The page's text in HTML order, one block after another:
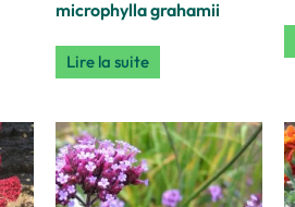
microphylla grahamii
Lire la suite